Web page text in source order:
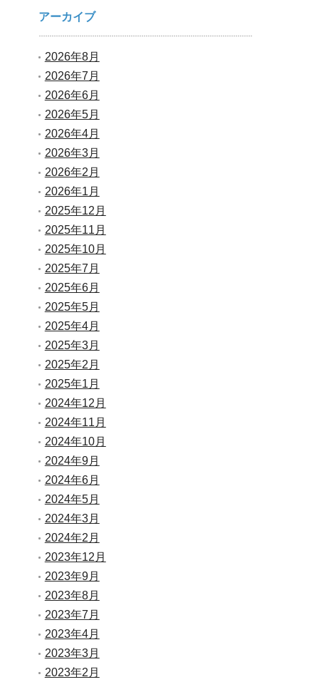
アーカイブ
2026年8月
2026年7月
2026年6月
2026年5月
2026年4月
2026年3月
2026年2月
2026年1月
2025年12月
2025年11月
2025年10月
2025年7月
2025年6月
2025年5月
2025年4月
2025年3月
2025年2月
2025年1月
2024年12月
2024年11月
2024年10月
2024年9月
2024年6月
2024年5月
2024年3月
2024年2月
2023年12月
2023年9月
2023年8月
2023年7月
2023年4月
2023年3月
2023年2月